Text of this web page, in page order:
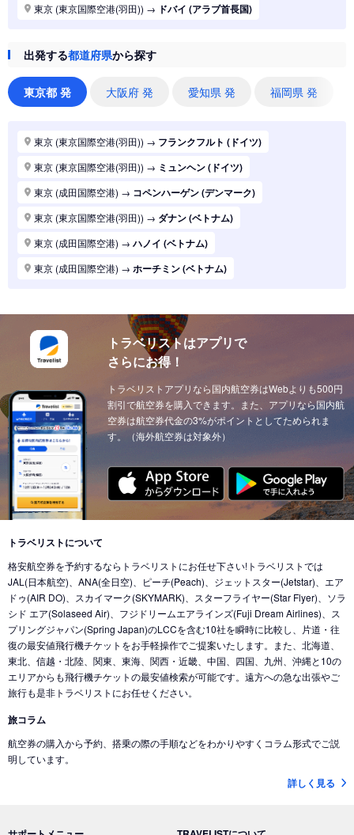
東京 (東京国際空港(羽田)) → ドバイ (アラブ首長国)
東京 (東京国際空港(羽田))→
東京 (東京国際空港(羽田)) シドニー (オーストラリア)
東京 (東京国際空港(羽田))
東京 (東京国際空港(羽田)) パリ (フランス)
東京 (東京国際空港(羽田)) ハノイ (ベトナム)
東京 (東京国際空港(羽田)) マニラ (フィリピン)
東京 (東京国際空港(羽田)) シンガポール (シンガポール)
東京 (東京国際空港(羽田)) ロンドン (イギリス(英国))
東京 (東京国際空港(羽田)) ホーチミン (ベトナム)
東京 (東京国際空港(羽田))→台北 (台湾)
東京 (東京国際空港(羽田))→広州 (中国)
東京 (東京国際空港(羽田))→北京 (中国)
東京 (東京国際空港(羽田)) → サンフランシスコ (アメリカ)
東京 (東京国際空港(羽田))→ニューヨーク (アメリカ)
東京 (東京国際空港(羽田))→クアラルンプール (マレーシア)
東京 (東京国際空港(羽田))→ウィーン (オーストリア)
東京 (東京国際空港(羽田))→バンクーバー (カナダ)
東京 (東京国際空港(羽田)) → シカゴ (アメリカ)
東京 (東京国際空港(羽田))
東京 (東京国際空港(羽田))→ ロサンゼルス (アメリカ)
東京 (東京国際空港(羽田))→ ミネアポリス (アメリカ)
東京 (東京国際空港(羽田))→ トロント (カナダ)
東京 (東京国際空港(羽田))→コナ-ハワイ島 (ハワイ)
出発する都道府県から探す
東京都 発 大阪府 発 愛知県 発 福岡県 発
東京 (東京国際空港(羽田)) → フランクフルト (ドイツ)
東京 (東京国際空港(羽田)) → ミュンヘン (ドイツ)
東京 (成田国際空港) → コペンハーゲン (デンマーク)
東京 (東京国際空港(羽田)) → ダナン (ベトナム)
東京 (成田国際空港) → ハノイ (ベトナム)
東京 (成田国際空港) → ホーチミン (ベトナム)
東京 (東京国際空港(羽田))→ドーハ (カタール)
東京 (成田国際空港) →ドーハ (カタール)
東京 (成田国際空港) →アブダビ (アラブ首長国)
東京 (成田国際空港)→イスタンブール (トルコ)
東京 (成田国際空港)→ウィーン (オーストリア)
東京 (成田国際空港) チューリッヒ (スイス)
東京 (成田国際空港)→カイロ（エジプト） (エジプト)
東京 (成田国際空港) →北京 (中国) 東京 (成田国際空港)→香港 (香港)
東京 (成田国際空港)→デリー (インド)
東京 (東京国際空港(羽田))
東京 (成田国際空港) → ドバイ (アラブ首長国)
東京 (東京国際空港(羽田))→ジャカルタ (インドネシア)
東京 (成田国際空港) → バリ島 (インドネシア)
東京 (成田国際空港) →ナンディ（フィジー） (フィジー)
東京 (成田国際空港) →クアラルンプール (マレーシア)
東京 (成田国際空港)→コタキナバル (マレーシア)
東京 (東京国際空港(羽田))
東京 (成田国際空港)→ヌメア (ニューカレドニア)
トラベリストはアプリで
さらにお得！
トラベリストアプリなら国内航空券はWebよりも500円
割引で航空券を購入できます。また、アプリなら国内航
空券は航空券代金の3%がポイントとしてためられま
す。（海外航空券は対象外）
トラベリストについて
格安航空券を予約するならトラベリストにお任せ下さい!トラベリストでは
JAL(日本航空)、ANA(全日空)、ピーチ(Peach)、ジェットスター(Jetstar)、エア
ドゥ(AIR DO)、スカイマーク(SKYMARK)、スターフライヤー(Star Flyer)、ソラ
シド エア(Solaseed Air)、フジドリームエアラインズ(Fuji Dream Airlines)、ス
プリングジャパン(Spring Japan)のLCCを含む10社を瞬時に比較し、片道・往
復の最安値飛行機チケットをお手軽操作でご提案いたします。また、北海道、
東北、信越・北陸、関東、東海、関西・近畿、中国、四国、九州、沖縄と10の
エリアからも飛行機チケットの最安値検索が可能です。遠方への急な出張やご
旅行も是非トラベリストにお任せください。
旅コラム
航空券の購入から予約、搭乗の際の手順などをわかりやすくコラム形式でご説
明しています。
詳しく見る